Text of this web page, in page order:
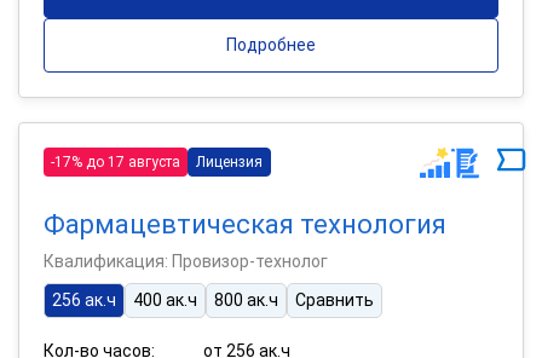
Подробнее
-17% до 17 августа Лицензия
Фармацевтическая технология
Квалификация: Провизор-технолог
256 ак.ч
400 ак.ч 800 ак.ч Сравнить
Кол-во часов:
от 256 ак.ч